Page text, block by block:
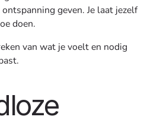
geven. Je laat jezelf
doen.
van wat je voelt en nodig